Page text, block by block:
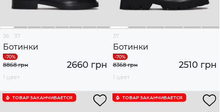
36 37
Ботинки
2660 грн
8868 грн
1 цвет
37
Ботинки
2510 грн
8368 грн
1 цвет
ТОВАР ЗАКАНЧИВАЕТСЯ ТОВАР ЗАКАНЧИВАЕТСЯ